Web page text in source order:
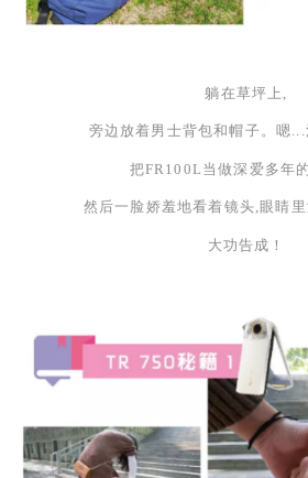
躺在草坪上,
旁边放着男士背包和帽子。嗯...
把FR100L当做深爱多年
然后一脸娇羞地看着镜头,眼睛
大功告成！